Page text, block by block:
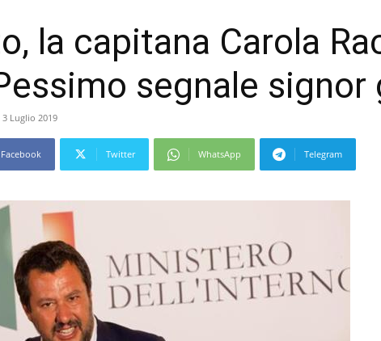
la capitana Carola
segnale signor
3 Luglio 2019
Facebook Twitter WhatsApp Telegram